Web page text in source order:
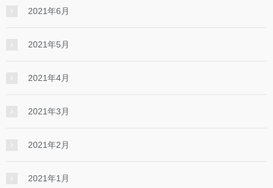
2021年6月
2021年5月
2021年4月
2021年3月
2021年2月
2021年1月